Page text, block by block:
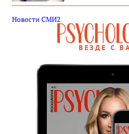
Новости СМИ2
ВЕЗДЕ С